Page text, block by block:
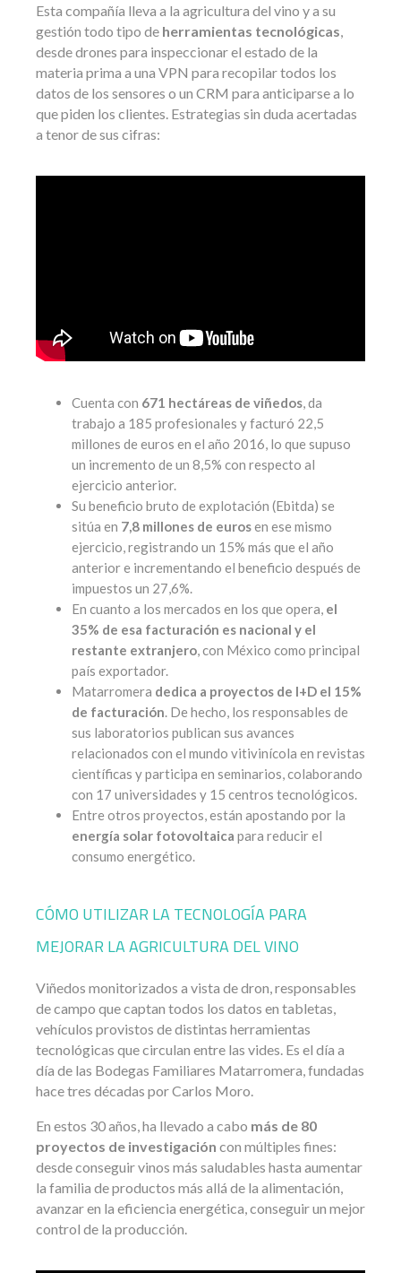
Esta compañía lleva a la agricultura del vino y a su
gestión todo tipo de herramientas tecnológicas
desde drones para inspeccionar el estado de la
materia prima a una VPN para recopilar todos los
datos de los sensores o un CRM para anticiparse a lo
que piden los clientes. Estrategias sin duda acertadas
a tenor de sus cifras:
Cuenta con 671 hectáreas de viñedos, da
trabajo a 185 profesionales y facturó 22,5
millones de euros en el año 2016, lo que supuso
un incremento de un 8,5% con respecto al
ejercicio anterior.
Su beneficio bruto de explotación (Ebitda) se
sitúa en 7,8 millones de eurosen ese mismo
ejercicio, registrando un 15% más que el año
anterior e incrementando el beneficio después de
impuestos un 27,6%.
En cuanto a los mercados en los que opera, el
35% de esa facturación es nacional y el
restante extranjero, con México como principal
país exportador.
Matarromera dedica a proyectos de I+D el 15%
de facturación. De hecho, los responsables de
sus laboratorios publican sus avances
relacionados con el mundo vitivinícola en revistas
científicas y participa en seminarios, colaborando
con 17 universidades y 15 centros tecnológicos.
Entre otros proyectos, están apostando por la
energía solar fotovoltaica para reducir el
consumo energético.
CÓMO UTILIZAR LA TECNOLOGÍA PARA
MEJORAR LA AGRICULTURA DEL VINO
Viñedos monitorizados a vista de dron, responsables
de campo que captan todos los datos en tabletas,
vehículos provistos de distintas herramientas
tecnológicas que circulan entre las vides. Es el día a
día de las Bodegas Familiares Matarromera, fundadas
hace tres décadas por Carlos Moro.
En estos 30 años, ha llevado a cabo más de 80
proyectos de investigación con múltiples fines:
desde conseguir vinos más saludables hasta aumentar
la familia de productos más allá de la alimentación,
avanzar en la eficiencia energética, conseguir un mejor
control de la producción.